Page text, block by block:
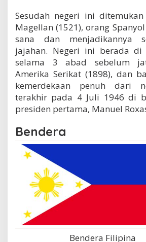
Sesudah negeri ini
Magellan (1521), orang
sana dan menjadikannya
jajahan. Negeri ini berada di
selama 3 abad sebelum
Amerika Serikat (1898), dan
kemerdekaan penuh dari
terakhir pada 4 Juli 1946 di
presiden pertama, Manuel
Bendera
Bendera Filipina